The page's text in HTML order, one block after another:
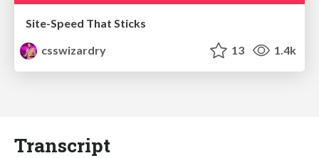
Site-Speed That Sticks
csswizardry
13 1.4k
Transcript